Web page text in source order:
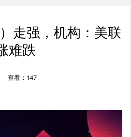
走强，机构：美联
难跌
查看：147